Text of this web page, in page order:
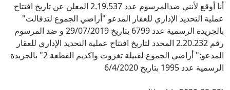
أنا أوقع لأنني ضدالمرسوم عدد 2.19.537 المعلن عن تاريخ افتتاح
عملية التحديد الإداري للعقار المدعو "أراضي الجموع لتدفالت"
بالجريدة الرسمية عدد 6799 بتاريخ 29/07/2019 و ضد المرسوم
رقم 2.20.232 المحدد لتاريخ افتتاح عملية التحديد الإداري للعقار
المدعو:" أراضي الجموع لقبيلة تغزوت واكديم القطعة 2" بالجريدة
الرسمية عدد 1995 بتاريخ 6/4/2020